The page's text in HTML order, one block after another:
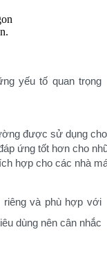
yếu tố quan trọng
được sử dụng
ứng tốt hơn cho
hợp cho các nhà
riêng và phù hợp với
dùng nên cân nhắc